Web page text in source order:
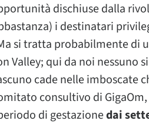
dischiuse dalla
i destinatari
si tratta probabilmente di
Valley; qui da noi nessuno
cade nelle imboscate
consultivo di
di gestazionedai